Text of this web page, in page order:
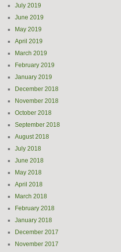
July 2019
June 2019
May 2019
April 2019
March 2019
February 2019
January 2019
December 2018
November 2018
October 2018
September 2018
August 2018
July 2018
June 2018
May 2018
April 2018
March 2018
February 2018
January 2018
December 2017
November 2017